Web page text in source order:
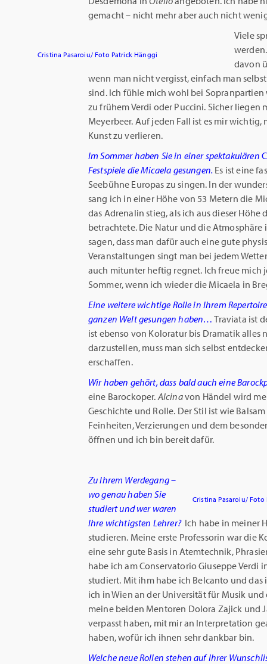
gemacht – nicht mehr aber auch nicht
Cristina Pasaroiu/ Foto Patrick Hänggi
Viele
davon
wenn man nicht vergisst, einfach man
sind. Ich fühle mich wohl bei
zu frühem Verdi oder Puccini. Sicher liegen
Meyerbeer. Auf jeden Fall ist es mir
Kunst zu verlieren.
Im Sommer haben Sie in einer spektakulären
Festspiele die Micaela gesungen. Es ist eine
Seebühne Europas zu singen. In der
sang ich in einer Höhe von 53 Metern die
das Adrenalin stieg, als ich aus dieser Höhe
betrachtete. Die Natur und die Atmosphäre
sagen, dass man dafür auch eine gute
Veranstaltungen singt man bei jedem
auch mitunter heftig regnet. Ich freue mich
Sommer, wenn ich wieder die Micaela in
Eine weitere wichtige Rolle in Ihrem
ganzen Welt gesungen haben… Traviata ist
ist ebenso von Koloratur bis Dramatik
darzustellen, muss man sich selbst
erschaffen.
Wir haben gehört, dass bald auch eine
eine Barockoper.Alcinavon Händel wird
Geschichte und Rolle. Der Stil ist wie
Feinheiten, Verzierungen und dem
öffnen und ich bin bereit dafür.
Cristina Pasaroiu/ Foto
Zu Ihrem Werdegang –
wo genau haben Sie
studiert und wer waren
Ihre wichtigsten Lehrer? Ich habe in meiner
studieren. Meine erste Professorin war die
eine sehr gute Basis in Atemtechnik,
habe ich am Conservatorio Giuseppe Verdi
studiert. Mit ihm habe ich Belcanto und
ich in Wien an der Universität für Musik
meine beiden Mentoren Dolora Zajick und
verpasst haben, mit mir an Interpretation
haben, wofür ich ihnen sehr dankbar bin.
Welche neue Rollen stehen auf Ihrer